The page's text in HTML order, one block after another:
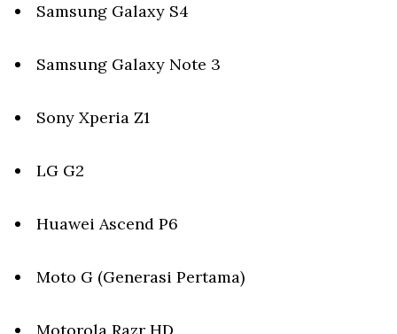
Samsung Galaxy S4
Samsung Galaxy Note 3
Sony Xperia Z1
LG G2
Huawei Ascend P6
Moto G (Generasi Pertama)